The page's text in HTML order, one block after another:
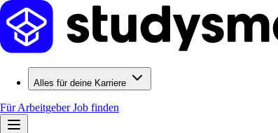
Alles für deine Karriere
Für ArbeitgeberJob finden